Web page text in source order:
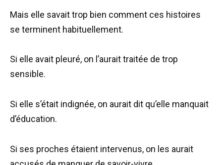
Mais elle savait trop bien comment ces histoires
se terminent habituellement.
Si elle avait pleuré, on l’aurait traitée de trop
sensible.
Si elle s’était indignée, on aurait dit qu’elle manquait
d’éducation.
Si ses proches étaient intervenus, on les aurait